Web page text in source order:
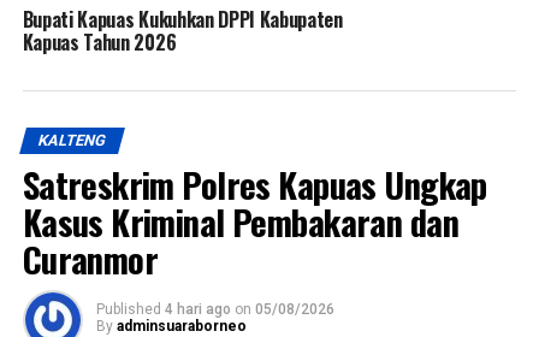
Bupati Kapuas Kukuhkan DPPI Kabupaten
Kapuas Tahun 2026
KALTENG
Satreskrim Polres Kapuas Ungkap
Kasus Kriminal Pembakaran dan
Curanmor
Published 4 hari ago on 05/08/2026
By adminsuaraborneo